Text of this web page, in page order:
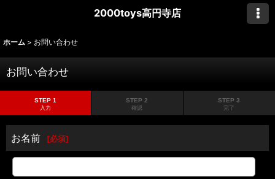
2000toys高円寺店
ホーム > お問い合わせ
お問い合わせ
STEP 1
入力
STEP 2
確認
STEP 3
完了
お名前 [必須]